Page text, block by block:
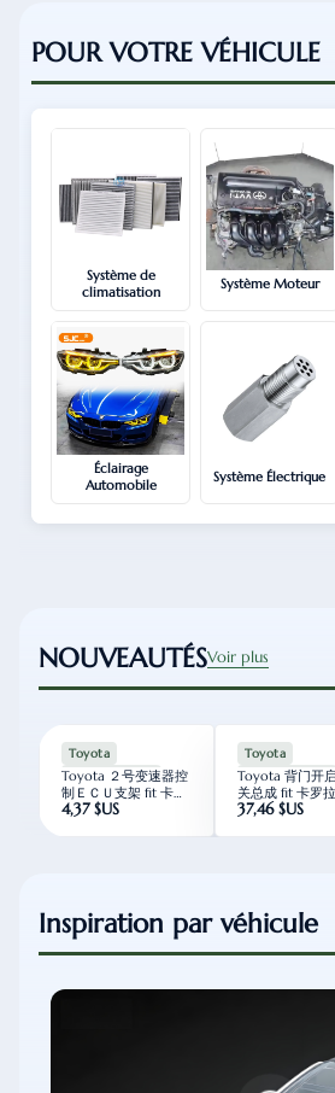
POUR VOTRE VÉHICULE
Système de
climatisation
Système Moteur
Éclairage
Automobile
Système Électrique
NOUVEAUTÉSVoir plus
Toyota
Livraison en 3j
Toyota ２号变速器控
制ＥＣＵ支架 fit 卡罗
拉锐放
4,37 $US
Toyota
Livraison en 3j
Toyota 背门开
关总成 fit 卡罗
37,46 $US
Inspiration par véhicule